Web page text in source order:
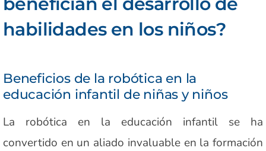
habilidades en los niños?
Beneficios de la robótica en la
educación infantil de niñas y niños
La robótica en la educación infantil se ha
convertido en un aliado invaluable en la formación